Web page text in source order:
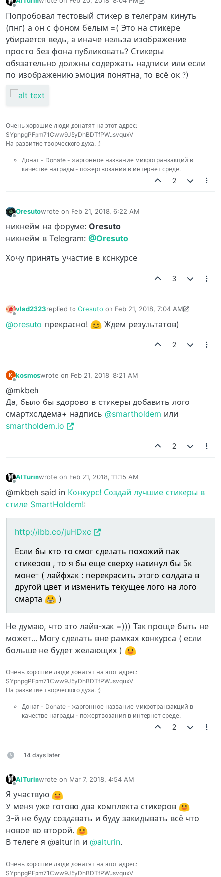
last edited by AlTurinFeb 21, 2018, 2:07 AM
Попробовал тестовый стикер в телеграм кинуть
(пнг) а он с фоном белым =( Это на стикере
убирается ведь, а иначе нельза изображение
просто без фона публиковать? Стикеры
обязательно должны содержать надписи или если
по изображению эмоция понятна, то всё ок ?)
Очень хорошие люди донатят на этот адрес:
SYpnpgPFpm71Cww9J5yDhBDTfPWusvquxV
На развитие творческого духа. ;)
Донат - Donate - жаргонное название микротранзакций в
качестве награды - пожертвования в интернет среде.
2
Oresutowrote on Feb 21, 2018, 6:22 AM
last edited by
никнейм на форуме: Oresuto
никнейм в Telegram: @Oresuto
Хочу принять участие в конкурсе
3
vlad2323replied to Oresuto on Feb 21, 2018, 7:04 AM
last edited by vlad2323Feb 21, 2018, 7:05 AM
@oresuto прекрасно! Ждем результатов)
2
K kosmoswrote on Feb 21, 2018, 8:21 AM
last edited by
@mkbeh
Да, было бы здорово в стикеры добавить лого
смартхолдема+ надпись @smartholdem или
smartholdem.io
2
AlTurinwrote on Feb 21, 2018, 11:15 AM
last edited by
@mkbeh said in Конкурс! Создай лучшие стикеры в
стиле SmartHoldem!:
http://ibb.co/juHDxc
Если бы кто то смог сделать похожий пак
стикеров , то я бы еще сверху накинул бы 5к
монет ( лайфхак : перекрасить этого солдата в
другой цвет и изменить текущее лого на лого
смарта
)
Не думаю, что это лайв-хак =))) Так проще быть не
может... Могу сделать вне рамках конкурса ( если
больше не будет желающих )
Очень хорошие люди донатят на этот адрес:
SYpnpgPFpm71Cww9J5yDhBDTfPWusvquxV
На развитие творческого духа. ;)
Донат - Donate - жаргонное название микротранзакций в
качестве награды - пожертвования в интернет среде.
2
14 days later
AlTurinwrote on Mar 7, 2018, 4:54 AM
last edited by
Я участвую
У меня уже готово два комплекта стикеров
3-й не буду создавать и буду закидывать всё что
новое во второй.
В телеге я @altur1n и @alturin.
Очень хорошие люди донатят на этот адрес:
SYpnpgPFpm71Cww9J5yDhBDTfPWusvquxV